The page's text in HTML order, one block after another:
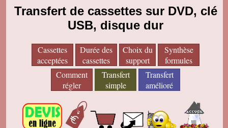
Transfert de cassettes sur DVD, clé
USB, disque dur
Cassettes
acceptées
Durée des
cassettes
Choix du
support
Synthèse
formules
Comment
régler
Transfert
simple
Transfert
amélioré